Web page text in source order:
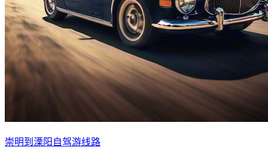
崇明到溧阳自驾游线路